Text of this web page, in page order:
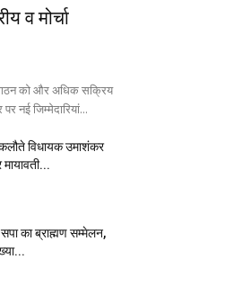
व मोर्चा
को और अधिक सक्रिय
नई जिम्मेदारियां...
विधायक उमाशंकर
का ब्राह्मण सम्मेलन,